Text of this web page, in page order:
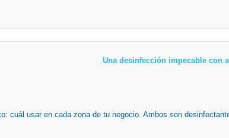
Una desinfección impecable con
cuál usar en cada zona de tu negocio. Ambos son